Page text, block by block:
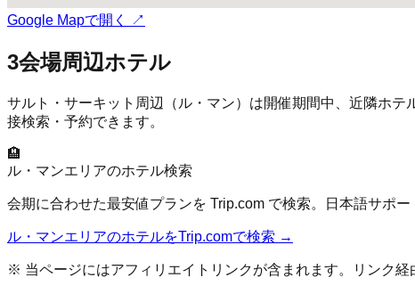
Google Mapで開く ↗
3会場周辺ホテル
サルト・サーキット 周辺（ ル・マン）は開催期間中、近隣ホテ
接検索・予約できます。
🏨
ル・マンエリアのホテル検索
会期に合わせた最安値プランを Trip.com で検索。日本語サポ
ル・マンエリアのホテルをTrip.comで検索 →
※ 当ページにはアフィリエイトリンクが含まれます。リンク